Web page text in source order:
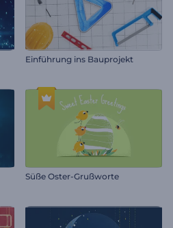
Einführung ins Bauprojekt
Süße Oster-Grußworte